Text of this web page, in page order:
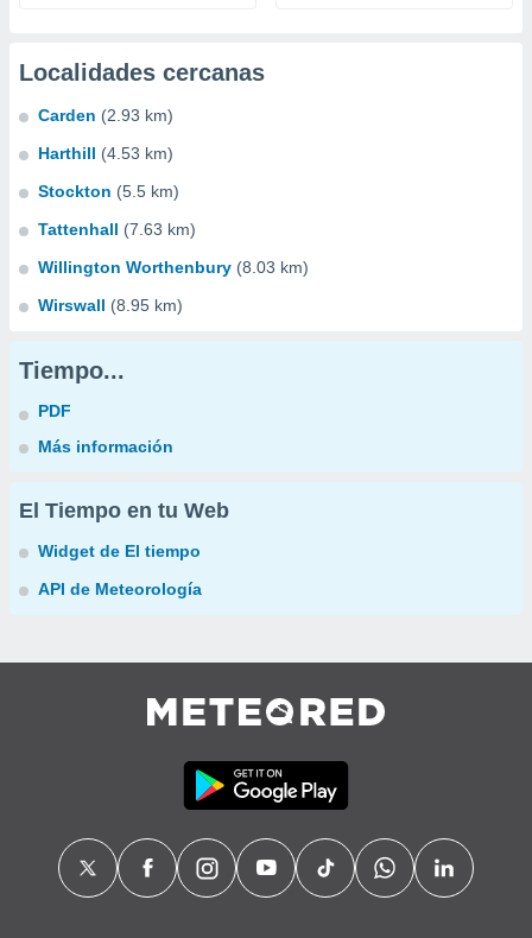
Localidades cercanas
Carden (2.93 km)
Harthill (4.53 km)
Stockton (5.5 km)
Tattenhall (7.63 km)
Willington Worthenbury (8.03 km)
Wirswall (8.95 km)
Tiempo...
PDF
Más información
El Tiempo en tu Web
Widget de El tiempo
API de Meteorología